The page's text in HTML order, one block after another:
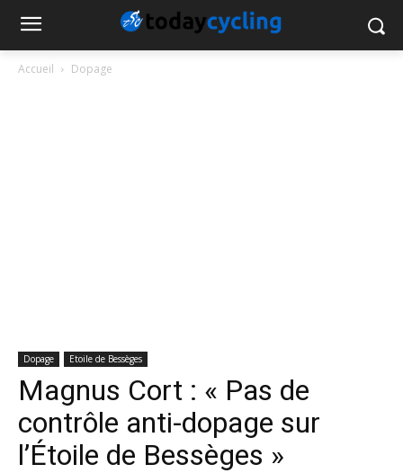
Accueil Dopage
Dopage Etoile de Bessèges
Magnus Cort : « Pas de
contrôle anti-dopage sur
l’Étoile de Bessèges »